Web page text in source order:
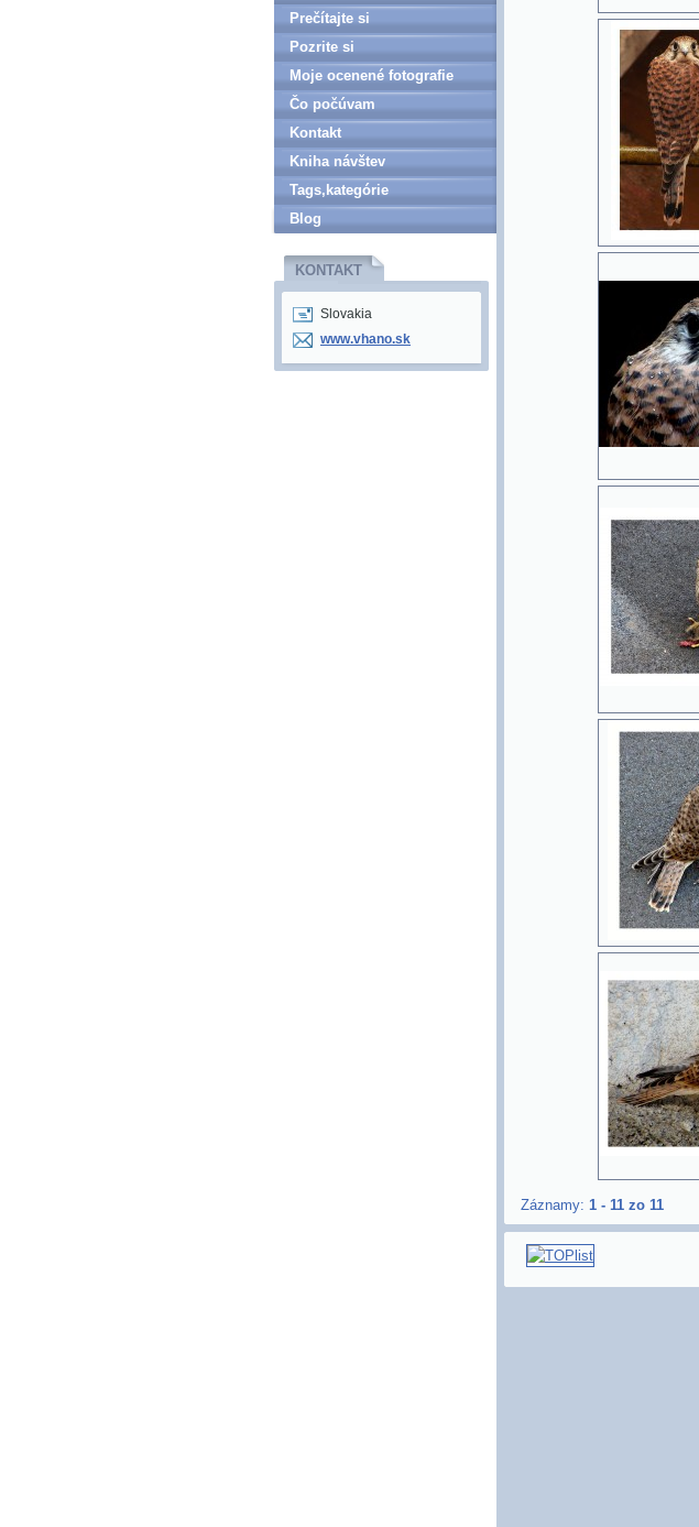
Záznamy: 1 - 11 zo 11
Prečítajte si
Pozrite si
Moje ocenené fotografie
Čo počúvam
Kontakt
Kniha návštev
Tags,kategórie
Blog
KONTAKT
Slovakia
www.vhano.sk